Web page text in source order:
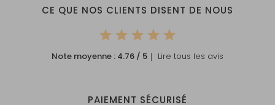
CE QUE NOS CLIENTS DISENT DE NOUS
Note moyenne : 4.76 / 5 ｜ Lire tous les avis
PAIEMENT SÉCURISÉ